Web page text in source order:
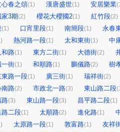
心春之頌(1) 漢唐盛世(1) 安居樂業
3期(2) 櫻花大櫻國2(1) 紅竹段(2)
(1) 口宵里段(1) 南簡段(1)
永春
熱河路一段(1) 太和東街(1)
中
和路(1) 東方二街(1) 大德街(2)
一街(1) 和順路(1) 鵬儀路(2)
樹
東路一段(1) 廣三街(1) 瑞祥街(2)
南路(2) 市政北一路(3) 東山路二段
路(3) 東山路一段(3) 昌平路二段(1)
路二段(1) 太順路(2) 進化路(1)
太原路一段(1) 敦富路(1)
友祥